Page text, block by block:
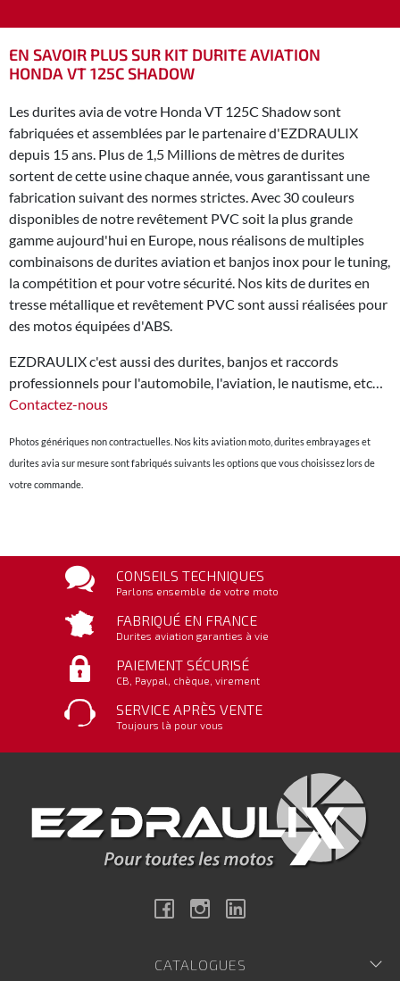
EN SAVOIR PLUS SUR KIT DURITE AVIATION
HONDA VT 125C SHADOW
Les durites avia de votre Honda VT 125C Shadow sont
fabriquées et assemblées par le partenaire d'EZDRAULIX
depuis 15 ans. Plus de 1,5 Millions de mètres de durites
sortent de cette usine chaque année, vous garantissant une
fabrication suivant des normes strictes. Avec 30 couleurs
disponibles de notre revêtement PVC soit la plus grande
gamme aujourd'hui en Europe, nous réalisons de multiples
combinaisons de durites aviation et banjos inox pour le tuning,
la compétition et pour votre sécurité. Nos kits de durites en
tresse métallique et revêtement PVC sont aussi réalisées pour
des motos équipées d'ABS.
EZDRAULIX c'est aussi des durites, banjos et raccords
professionnels pour l'automobile, l'aviation, le nautisme, etc…
Contactez-nous
Photos génériques non contractuelles. Nos kits aviation moto, durites embrayages et
durites avia sur mesure sont fabriqués suivants les options que vous choisissez lors de
votre commande.
CONSEILS TECHNIQUES
Parlons ensemble de votre moto
FABRIQUÉ EN FRANCE
Durites aviation garanties à vie
PAIEMENT SÉCURISÉ
CB, Paypal, chèque, virement
SERVICE APRÈS VENTE
Toujours là pour vous
FacebookInstagram
CATALOGUES